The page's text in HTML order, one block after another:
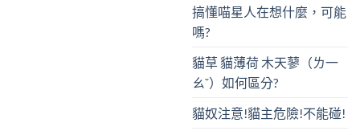
搞懂喵星人在想什麼，可能
嗎?
貓草 貓薄荷 木天蓼（ㄌ一
ㄠˇ）如何區分?
貓奴注意!貓主危險!不能碰!